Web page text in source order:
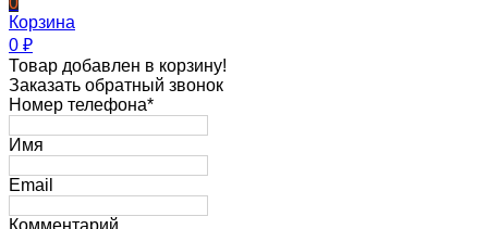
Корзина
0 ₽
Товар добавлен в корзину!
Заказать обратный звонок
Номер телефона*
Имя
Email
Комментарий